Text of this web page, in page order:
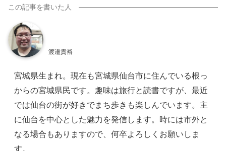
渡邉貴裕
宮城県生まれ。現在も宮城県仙台市に住んでいる根っ
からの宮城県民です。趣味は旅行と読書ですが、最近
では仙台の街が好きでまち歩きも楽しんでいます。主
に仙台を中心とした魅力を発信します。時には市外と
なる場合もありますので、何卒よろしくお願いしま
す。